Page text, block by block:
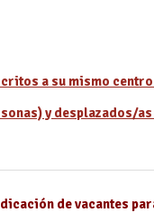
a su mismo
y desplazados/
de vacantes